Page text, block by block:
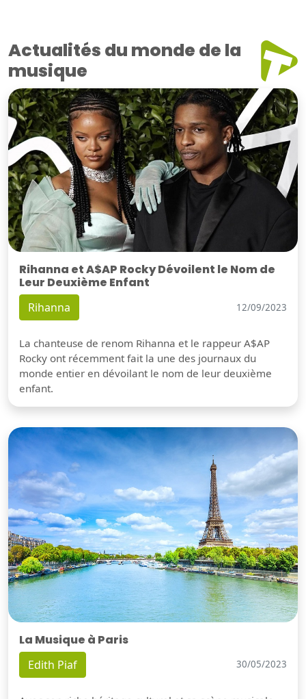
Actualités du monde de la
musique
Rihanna et A$AP Rocky Dévoilent le Nom de
Leur Deuxième Enfant
Rihanna 12/09/2023
La chanteuse de renom Rihanna et le rappeur A$AP
Rocky ont récemment fait la une des journaux du
monde entier en dévoilant le nom de leur deuxième
enfant.
La Musique à Paris
Edith Piaf 30/05/2023